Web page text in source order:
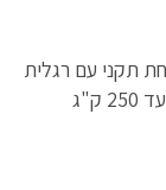
תקני עם רגלית